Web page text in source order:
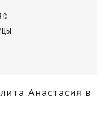
с
Анастасия в